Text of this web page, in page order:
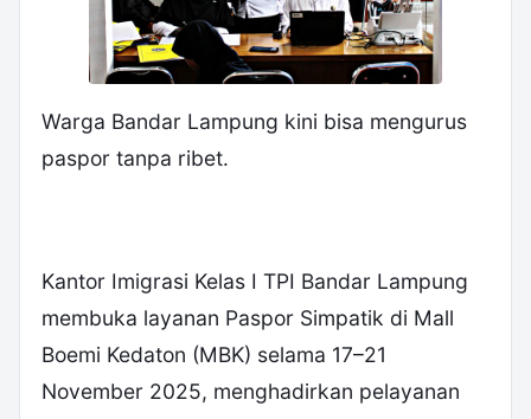
Warga Bandar Lampung kini bisa mengurus
paspor tanpa ribet.
Kantor Imigrasi Kelas I TPI Bandar Lampung
membuka layanan Paspor Simpatik di Mall
Boemi Kedaton (MBK) selama 17–21
November 2025, menghadirkan pelayanan